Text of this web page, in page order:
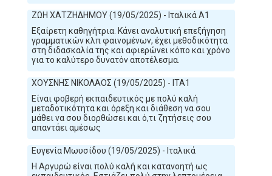
ΖΩΗ ΧΑΤΖΗΔΗΜΟΥ (19/05/2025) - Ιταλικά Α1
Εξαίρετη καθηγήτρια. Κάνει αναλυτική επεξήγηση
γραμματικών κλπ φαινομένων, έχει μεθοδικότητα
στη διδασκαλία της και αφιερώνει κόπο και χρόνο
για το καλύτερο δυνατόν αποτέλεσμα.
ΧΟΥΣΝΗΣ ΝΙΚΟΛΑΟΣ (19/05/2025) - ITA1
Είναι φοβερή εκπαιδευτικός με πολύ καλή
μεταδοτικότητα και όρεξη και διάθεση να σου
μάθει να σου διορθώσει και ό,τι ζητήσεις σου
απαντάει αμέσως
Ευγενία Μωυσίδου (19/05/2025) - Ιταλικά
Η Αργυρώ είναι πολύ καλή και κατανοητή ως